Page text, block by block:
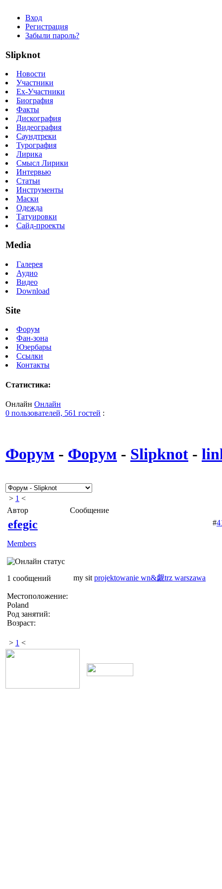
Вход
Регистрация
Забыли пароль?
Slipknot
Новости
Участники
Ex-Участники
Биография
Факты
Дискография
Видеография
Саундтреки
Турография
Лирика
Смысл Лирики
Интервью
Статьи
Инструменты
Маски
Одежда
Татуировки
Сайд-проекты
Media
Галерея
Аудио
Видео
Download
Site
Форум
Фан-зона
Юзербары
Ссылки
Контакты
Статистика:
Онлайн Онлайн
0 пользователей, 561 гостей :
Форум - Форум - Slipknot -
> 1 <
Автор
Сообщение
efegic
Members
1 сообщений
Местоположение:
Poland
Род занятий:
Возраст:
#
my sit projektowanie wn&觑trz warszawa
> 1 <